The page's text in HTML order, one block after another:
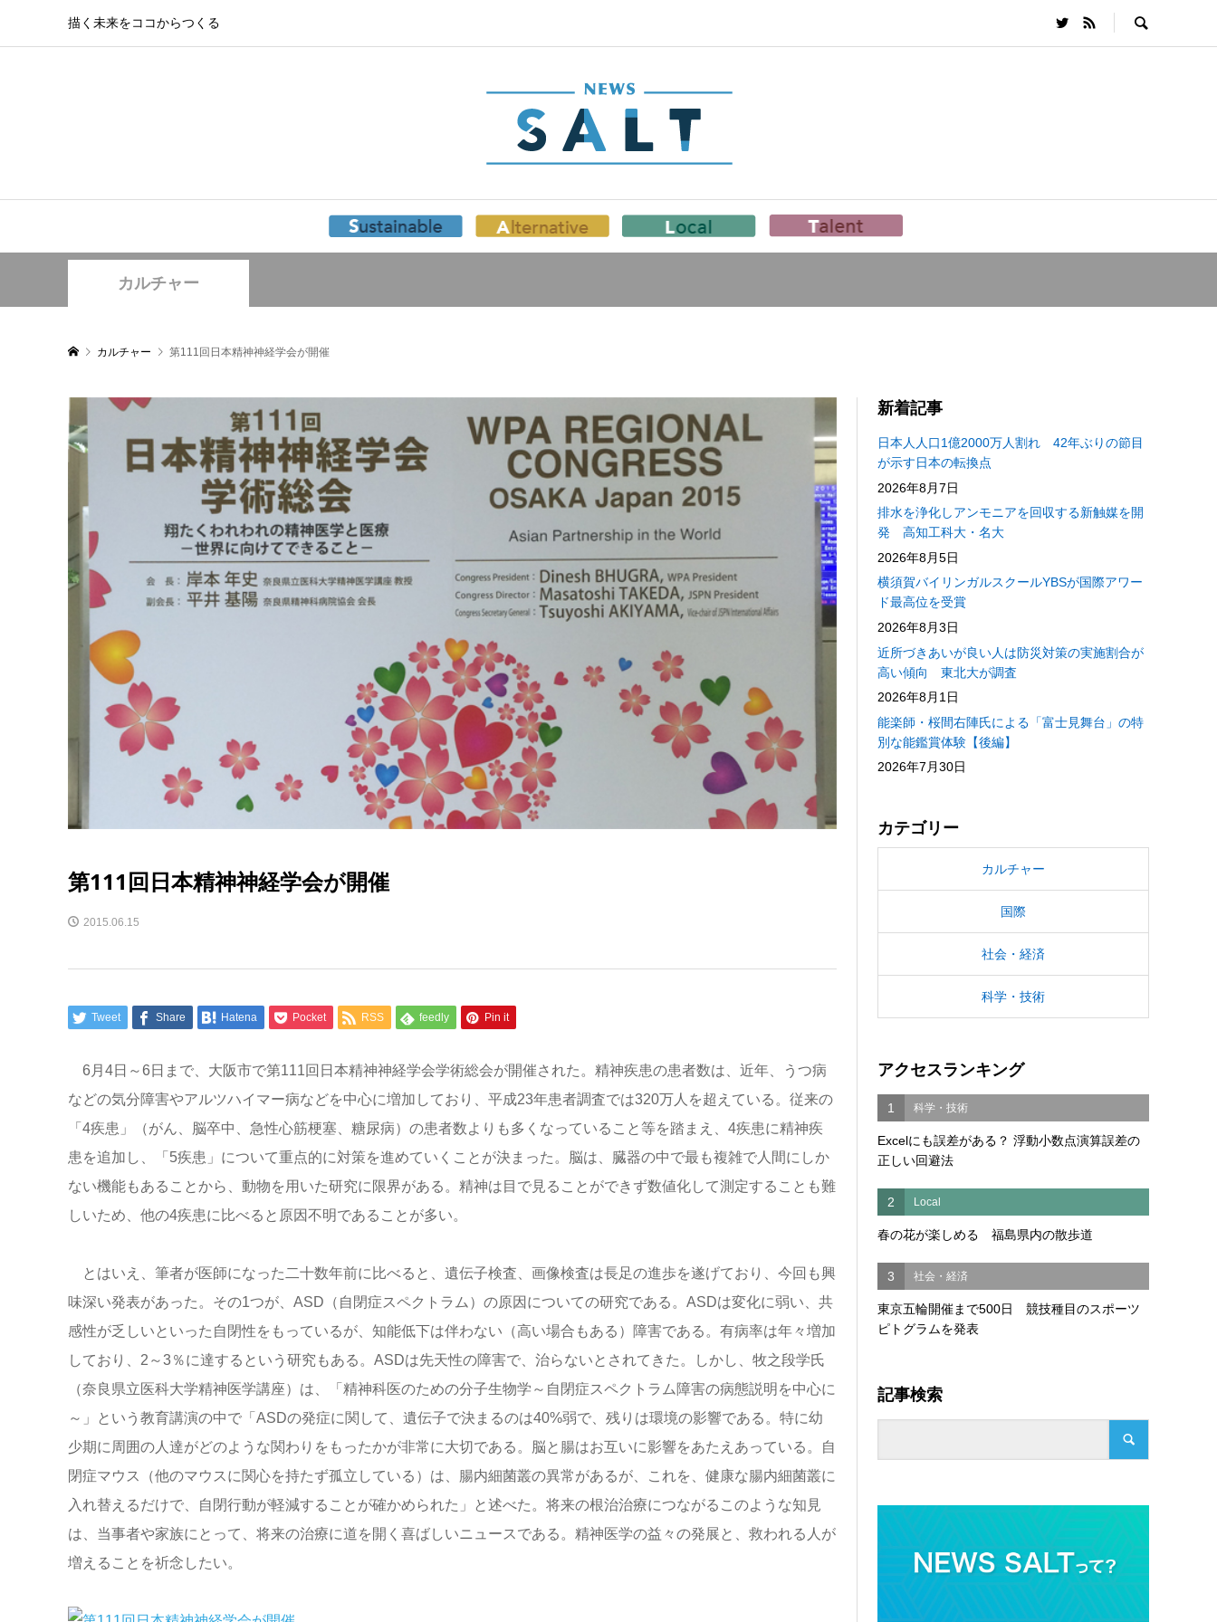
描く未来をココからつくる
カルチャー
カルチャー 第111回日本精神神経学会が開催
第111回日本精神神経学会が開催
2015.06.15
Tweet Share Hatena Pocket RSS feedly Pin it
6月4日～6日まで、大阪市で第111回日本精神神経学会学術総会が開催された。精神疾患の患者数は、近年、うつ病
などの気分障害やアルツハイマー病などを中心に増加しており、平成23年患者調査では320万人を超えている。従来の
「4疾患」（がん、脳卒中、急性心筋梗塞、糖尿病）の患者数よりも多くなっていること等を踏まえ、4疾患に精神疾
患を追加し、「5疾患」について重点的に対策を進めていくことが決まった。脳は、臓器の中で最も複雑で人間にしか
ない機能もあることから、動物を用いた研究に限界がある。精神は目で見ることができず数値化して測定することも難
しいため、他の4疾患に比べると原因不明であることが多い。
とはいえ、筆者が医師になった二十数年前に比べると、遺伝子検査、画像検査は長足の進歩を遂げており、今回も興
味深い発表があった。その1つが、ASD（自閉症スペクトラム）の原因についての研究である。ASDは変化に弱い、共
感性が乏しいといった自閉性をもっているが、知能低下は伴わない（高い場合もある）障害である。有病率は年々増加
しており、2～3％に達するという研究もある。ASDは先天性の障害で、治らないとされてきた。しかし、牧之段学氏
（奈良県立医科大学精神医学講座）は、「精神科医のための分子生物学～自閉症スペクトラム障害の病態説明を中心に
～」という教育講演の中で「ASDの発症に関して、遺伝子で決まるのは40%弱で、残りは環境の影響である。特に幼
少期に周囲の人達がどのような関わりをもったかが非常に大切である。脳と腸はお互いに影響をあたえあっている。自
閉症マウス（他のマウスに関心を持たず孤立している）は、腸内細菌叢の異常があるが、これを、健康な腸内細菌叢に
入れ替えるだけで、自閉行動が軽減することが確かめられた」と述べた。将来の根治治療につながるこのような知見
は、当事者や家族にとって、将来の治療に道を開く喜ばしいニュースである。精神医学の益々の発展と、救われる人が
増えることを祈念したい。
新着記事
日本人人口1億2000万人割れ 42年ぶりの節目
が示す日本の転換点
2026年8月7日
排水を浄化しアンモニアを回収する新触媒を開
発 高知工科大・名大
2026年8月5日
横須賀バイリンガルスクールYBSが国際アワー
ド最高位を受賞
2026年8月3日
近所づきあいが良い人は防災対策の実施割合が
高い傾向 東北大が調査
2026年8月1日
能楽師・桜間右陣氏による「富士見舞台」の特
別な能鑑賞体験【後編】
2026年7月30日
カテゴリー
カルチャー
国際
社会・経済
科学・技術
アクセスランキング
1 科学・技術
Excelにも誤差がある？ 浮動小数点演算誤差の
正しい回避法
2 Local
春の花が楽しめる 福島県内の散歩道
3 社会・経済
東京五輪開催まで500日 競技種目のスポーツ
ピトグラムを発表
記事検索